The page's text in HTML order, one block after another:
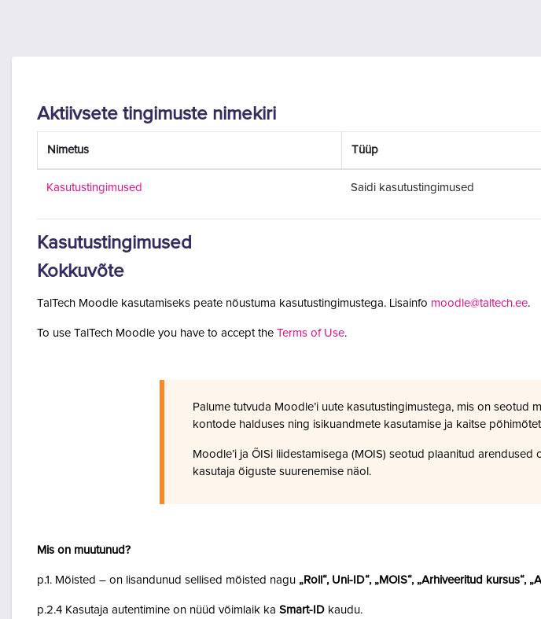
Aktiivsete tingimuste nimekiri
Nimetus Tüüp
Kasutustingimused Saidi kasutustingimused
Kasutustingimused
Kokkuvõte
TalTech Moodle kasutamiseks peate nõustuma kasutustingimustega. Lisainfo moodle@taltech.ee.
To use TalTech Moodle you have to accept the Terms of Use.
Palume tutvuda Moodle’i uute kasutustingimustega, mis on seotud
kontode halduses ning isikuandmete kasutamise ja kaitse
Moodle’i ja ÕISi liidestamisega (MOIS) seotud plaanitud
kasutaja õiguste suurenemise näol.
Mis on muutunud?
p.1. Mõisted – on lisandunud sellised mõisted nagu „Roll“, Uni-ID“, „MOIS“, „Arhiveeritud kursus“,
p.2.4 Kasutaja autentimine on nüüd võimlaik ka Smart-ID kaudu.